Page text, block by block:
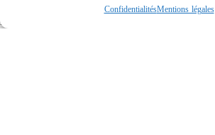
ConfidentialitésMentions légales
Recherche